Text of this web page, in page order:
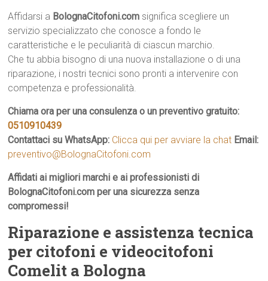
Affidarsi a BolognaCitofoni.com significa scegliere un
servizio specializzato che conosce a fondo le
caratteristiche e le peculiarità di ciascun marchio.
Che tu abbia bisogno di una nuova installazione o di una
riparazione, i nostri tecnici sono pronti a intervenire con
competenza e professionalità.
Chiama ora per una consulenza o un preventivo gratuito:
0510910439
Contattaci su WhatsApp: Clicca qui per avviare la chat Email:
preventivo@BolognaCitofoni.com
Affidati ai migliori marchi e ai professionisti di
BolognaCitofoni.com per una sicurezza senza
compromessi!
Riparazione e assistenza tecnica
per citofoni e videocitofoni
Comelit a Bologna